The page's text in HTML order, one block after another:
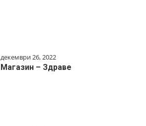
декември 26, 2022
Магазин – Здраве